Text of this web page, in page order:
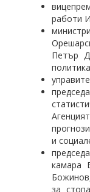
работи
Петър
и
камара
за